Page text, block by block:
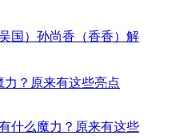
？原来有这些亮点